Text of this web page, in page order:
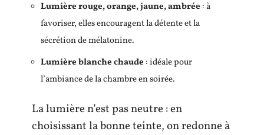
Lumière rouge, orange, jaune, ambrée : à
favoriser, elles encouragent la détente et la
sécrétion de mélatonine.
Lumière blanche chaude : idéale pour
l’ambiance de la chambre en soirée.
La lumière n’est pas neutre : en
choisissant la bonne teinte, on redonne à